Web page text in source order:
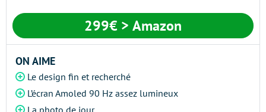
299€ > Amazon
ON AIME
Le design fin et recherché
L’écran Amoled 90 Hz assez lumineux